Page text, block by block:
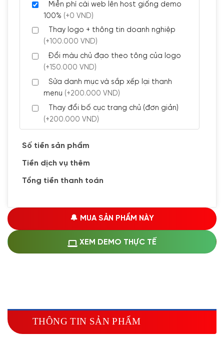
Miễn phí cài web lên host giống demo
100% (+0 VND)
Thay logo + thông tin doanh nghiệp
(+100.000 VND)
Đổi màu chủ đạo theo tông của logo
(+150.000 VND)
Sửa danh mục và sắp xếp lại thanh
menu (+200.000 VND)
Thay đổi bố cục trang chủ (đơn giản)
(+200.000 VND)
(+300.000 VND)
🔰 CÀI ĐẶT PLUGINS
Cài đặt plugin theo yêu cầu
Cài plugin xử lý thanh toán tự động qua
ngân hàng vietcombank, techcombank,
Zalopay, QR code...(+1.500.000 VND)
🔰 MUA KÈM DỊCH VỤ
theme kèm hosting trong năm đầu sử dụng dịch vụ
hosting
Số tiền sản phẩm
Tiền dịch vụ thêm
Tổng tiền thanh toán
🔔 MUA SẢN PHẨM NÀY
XEM DEMO THỰC TẾ
THÔNG TIN SẢN PHẨM